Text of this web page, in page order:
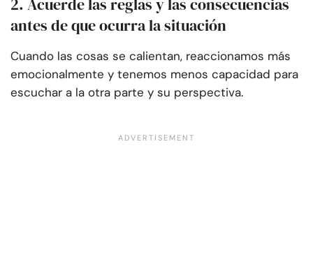
2. Acuerde las reglas y las consecuencias
antes de que ocurra la situación
Cuando las cosas se calientan, reaccionamos más
emocionalmente y tenemos menos capacidad para
escuchar a la otra parte y su perspectiva.